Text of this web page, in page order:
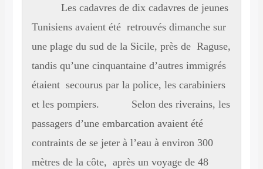
Les cadavres de dix cadavres de jeunes
Tunisiens avaient été retrouvés dimanche sur
une plage du sud de la Sicile, près de Raguse,
tandis qu’une cinquantaine d’autres immigrés
étaient secourus par la police, les carabiniers
et les pompiers. Selon des riverains, les
passagers d’une embarcation avaient été
contraints de se jeter à l’eau à environ 300
mètres de la côte, après un voyage de 48